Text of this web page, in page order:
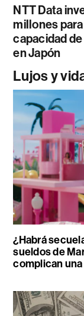
NTT Data
millones
capacidad
en Japón
Lujos y
¿Habrá
sueldos de
complican